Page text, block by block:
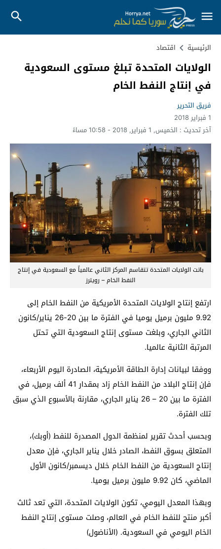
الرئيسية اقتصاد
الولايات المتحدة تبلغ مستوى السعودية
في إنتاج النفط الخام
فريق التحرير
1 فبراير 2018
آخر تحديث : الخميس, 1 فبراير, 2018 - 10:58 مساءً
باتت الولايات المتحدة تتقاسم المركز الثاني عالمياً مع السعودية في إنتاج
النفط الخام – رويترز
ارتفع إنتاج الولايات المتحدة الأمريكية من النفط الخام إلى
9.92 مليون برميل يوميا في الفترة ما بين 20-26 يناير/كانون
الثاني الجاري، وبلغت مستوى إنتاج السعودية التي تحتل
المرتبة الثانية عالميا.
ووفقا لبيانات إدارة الطاقة الأمريكية، الصادرة اليوم الأربعاء،
فإن إنتاج البلاد من النفط الخام زاد بمقدار 41 ألف برميل، في
الفترة ما بين 20 – 26 يناير الجاري، مقارنة بالأسبوع الذي سبق
تلك الفترة.
وبحسب أحدث تقرير لمنظمة الدول المصدرة للنفط (أوبك)،
المتعلق بسوق النفط، الصادر خلال يناير الجاري، فإن معدل
إنتاج السعودية من النفط الخام خلال ديسمبر/كانون الأول
الماضي، كان 9.92 مليون برميل يوميا.
وبهذا المعدل اليومي، تكون الولايات المتحدة، التي تعد ثالث
أكبر منتج للنفط الخام في العالم، وصلت مستوى إنتاج النفط
الخام اليومي في السعودية. (الأناضول)